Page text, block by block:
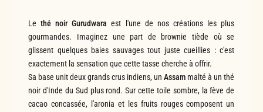
Lethé noir Gurudwara est l'une de nos créations les plus
gourmandes. Imaginez une part de brownie tiède où se
glissent quelques baies sauvages tout juste cueillies : c'est
exactement la sensation que cette tasse cherche à offrir.
Sa base unit deux grands crus indiens, unAssam malté à un thé
noir d'Inde du Sud plus rond. Sur cette toile sombre, la fève de
cacao concassée, l'aronia et les fruits rouges composent un